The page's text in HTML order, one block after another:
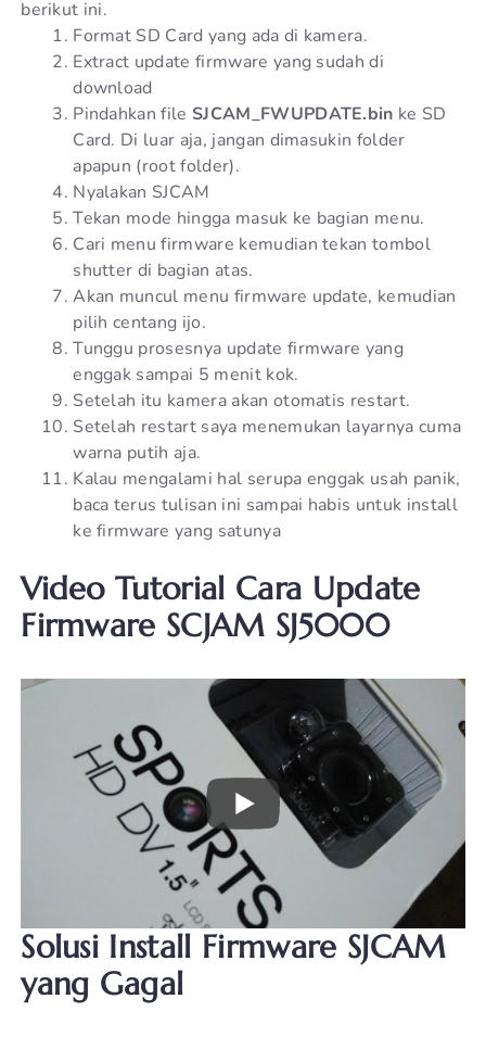
berikut ini.
Format SD Card yang ada di kamera.
Extract update firmware yang sudah di
download
Pindahkan file SJCAM_FWUPDATE.bin ke SD
Card. Di luar aja, jangan dimasukin folder
apapun (root folder).
Nyalakan SJCAM
Tekan mode hingga masuk ke bagian menu.
Cari menu firmware kemudian tekan tombol
shutter di bagian atas.
Akan muncul menu firmware update, kemudian
pilih centang ijo.
Tunggu prosesnya update firmware yang
enggak sampai 5 menit kok.
Setelah itu kamera akan otomatis restart.
Setelah restart saya menemukan layarnya cuma
warna putih aja.
Kalau mengalami hal serupa enggak usah panik,
baca terus tulisan ini sampai habis untuk install
ke firmware yang satunya
Video Tutorial Cara Update
Firmware SCJAM SJ5000
Solusi Install Firmware SJCAM
yang Gagal